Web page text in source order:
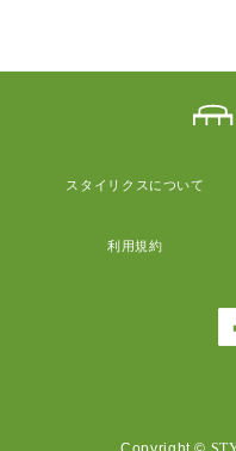
スタイリクスについて
利用規約